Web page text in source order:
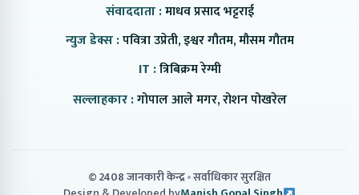
संवाददाता :माधव प्रसाद भट्टराई
न्युज डेक्स :पवित्रा उप्रेती, इश्वर गौतम, मौसम गौतम
IT :त्रिबिक्रम रेग्मी
सल्लाहकार :गोपाल आले मगर, रोशन पोखरेल
© 2408 जानकारी केन्द्र सर्वाधिकार सुरक्षित